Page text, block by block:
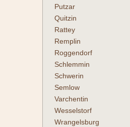
Putzar
Quitzin
Rattey
Remplin
Roggendorf
Schlemmin
Schwerin
Semlow
Varchentin
Wesselstorf
Wrangelsburg